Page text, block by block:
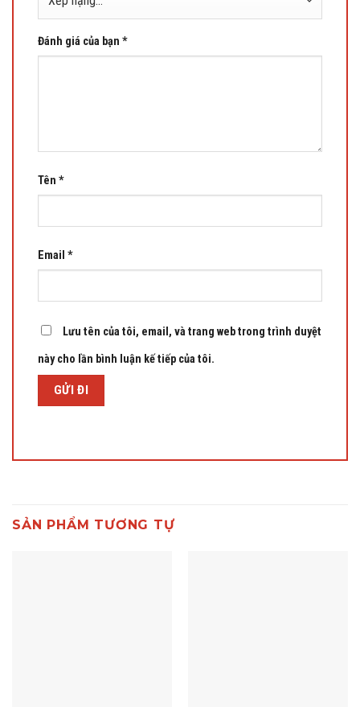
Đánh giá của bạn *
Tên *
Email *
Lưu tên của tôi, email, và trang web trong trình duyệt
này cho lần bình luận kế tiếp của tôi.
SẢN PHẨM TƯƠNG TỰ